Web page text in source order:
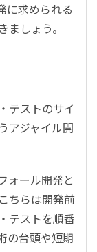
に求められる
しょう。
テストのサイ
アジャイル開
ォール開発と
ちらは開発前
テストを順番
の台頭や短期